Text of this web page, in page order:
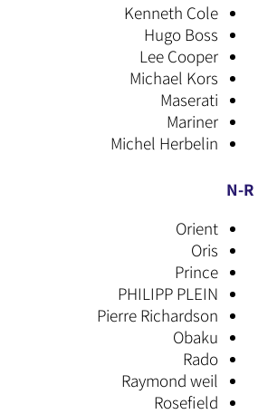
Kenneth Cole
Hugo Boss
Lee Cooper
Michael Kors
Maserati
Mariner
Michel Herbelin
N-R
Orient
Oris
Prince
PHILIPP PLEIN
Pierre Richardson
Obaku
Rado
Raymond weil
Rosefield